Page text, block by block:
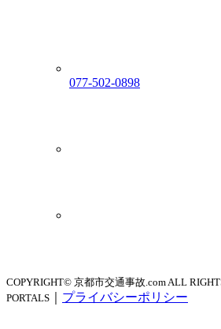
077-502-0898
COPYRIGHT© 京都市交通事故.com ALL
PORTALS
プライバシーポリシー